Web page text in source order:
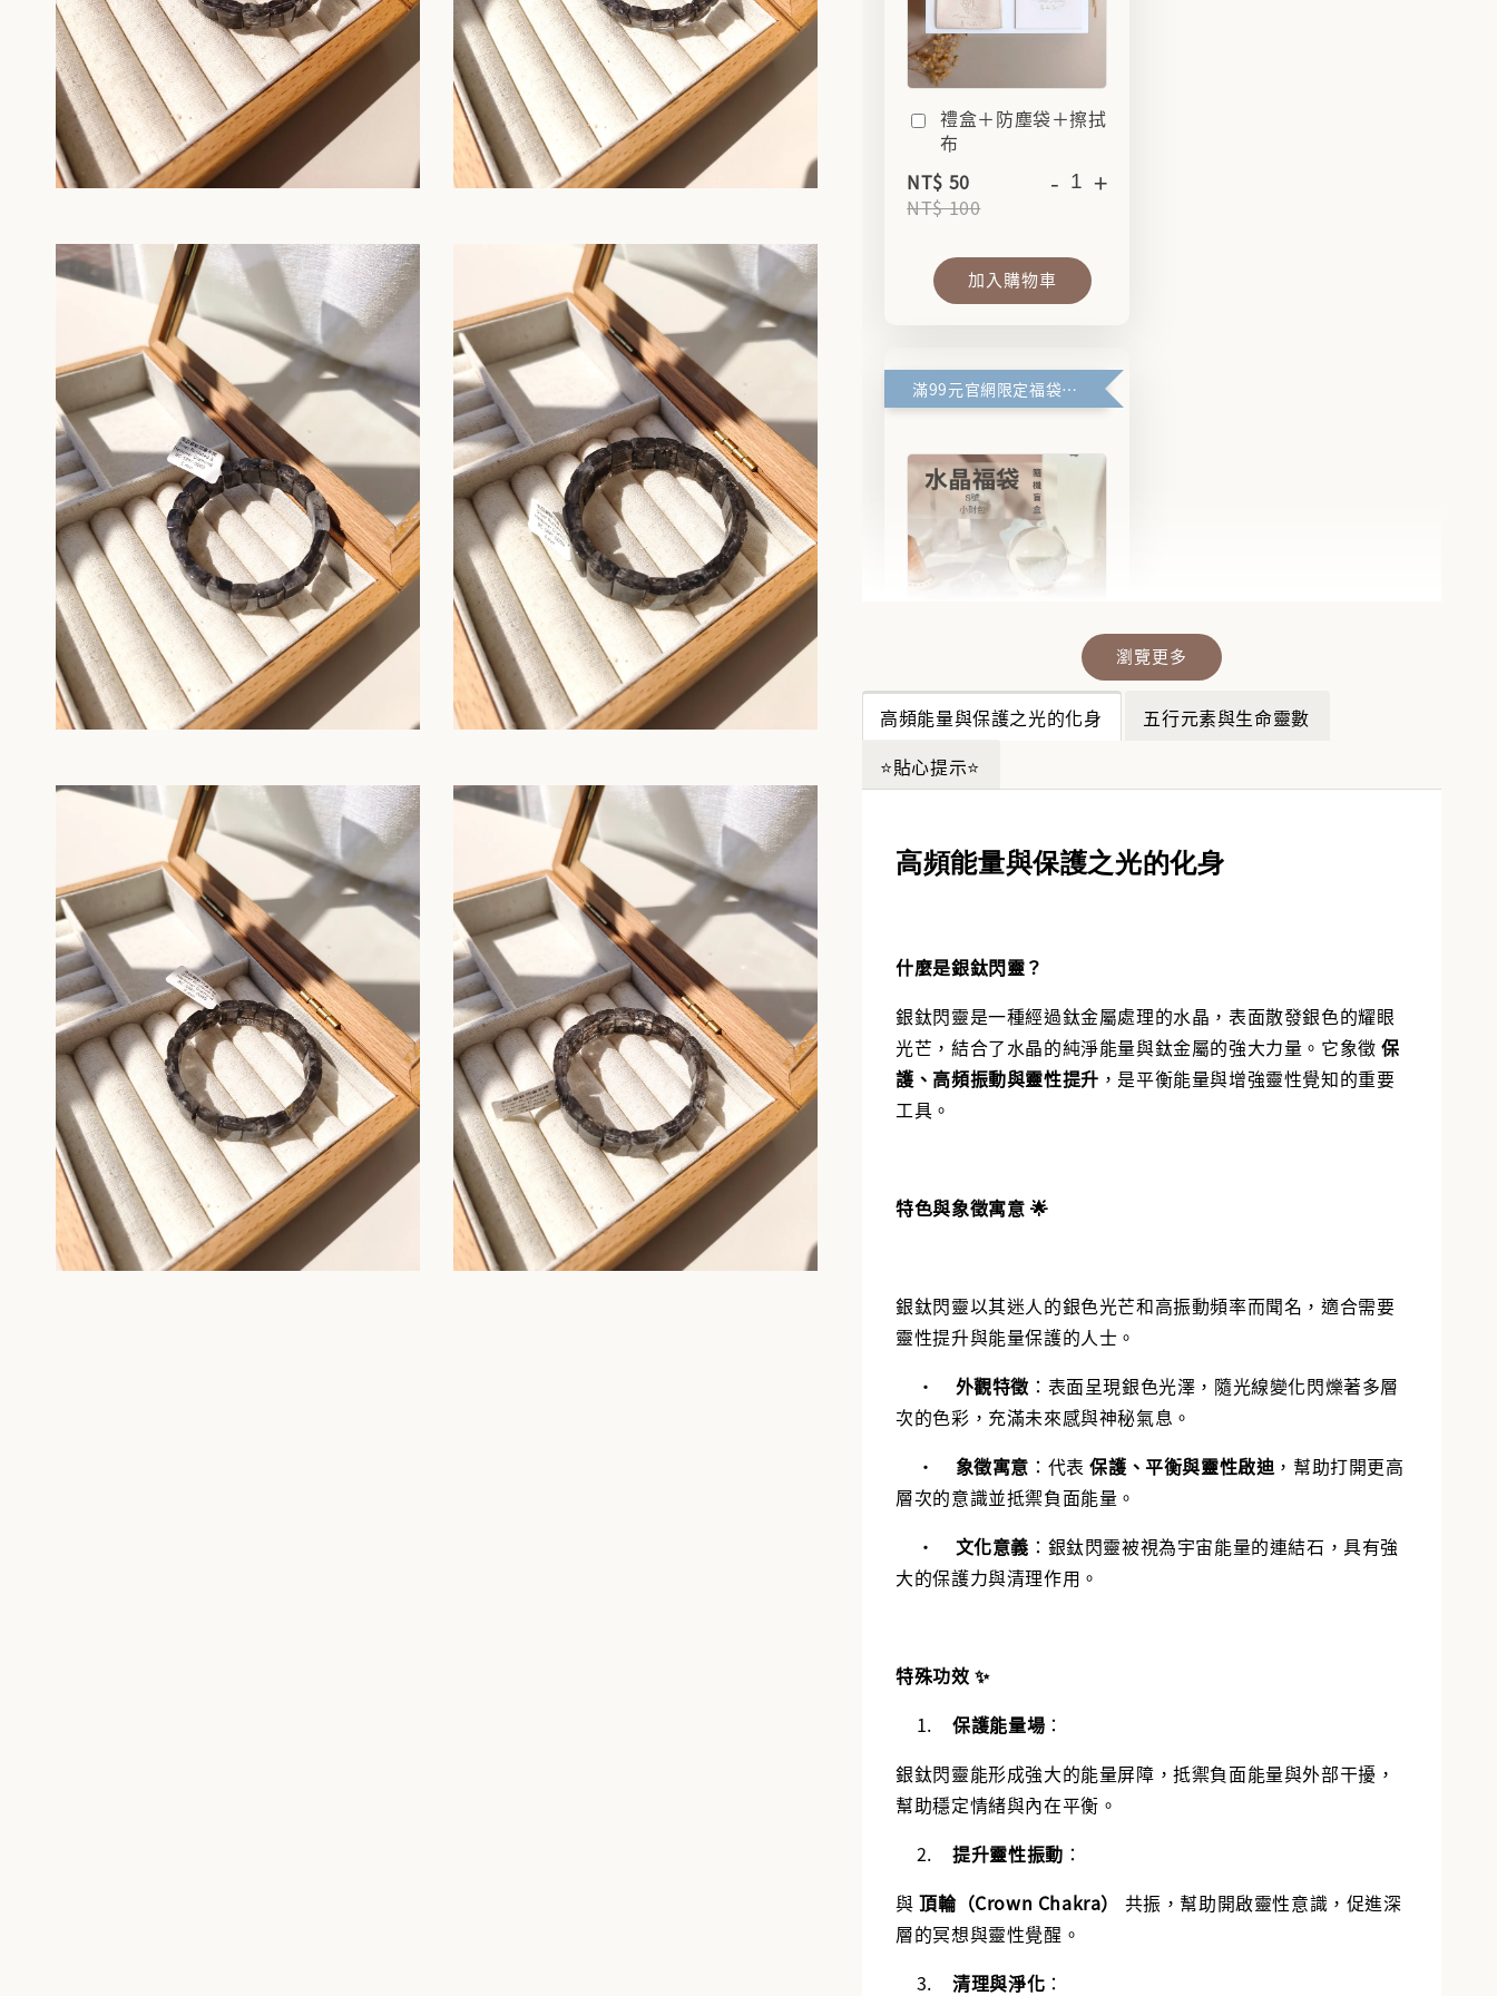
禮盒＋防塵袋＋擦拭
布
NT$ 50
NT$ 100
- +
加入購物車
滿99元官網限定福袋優惠
搶來的福袋沒中獎？
水晶福袋幫你翻盤💎
能量UP💎
NT$ 388
- +
瀏覽更多
高頻能量與保護之光的化身
五行元素與生命靈數
⭐貼心提示⭐
高頻能量與保護之光的化身
什麼是銀鈦閃靈？
銀鈦閃靈是一種經過鈦金屬處理的水晶，表面散發銀色的耀眼
光芒，結合了水晶的純淨能量與鈦金屬的強大力量。它象徵保
護、高頻振動與靈性提升 ，是平衡能量與增強靈性覺知的重要
工具。
特色與象徵寓意 🌟
銀鈦閃靈以其迷人的銀色光芒和高振動頻率而聞名，適合需要
靈性提升與能量保護的人士。
• 外觀特徵 ：表面呈現銀色光澤，隨光線變化閃爍著多層
次的色彩，充滿未來感與神秘氣息。
• 象徵寓意 ：代表保護、平衡與靈性啟迪，幫助打開更高
層次的意識並抵禦負面能量。
• 文化意義 ：銀鈦閃靈被視為宇宙能量的連結石，具有強
大的保護力與清理作用。
特殊功效 ✨
1.保護能量場 ：
銀鈦閃靈能形成強大的能量屏障，抵禦負面能量與外部干擾，
幫助穩定情緒與內在平衡。
2.提升靈性振動 ：
與頂輪（Crown Chakra）
共振，幫助開啟靈性意識，促進深
層的冥想與靈性覺醒。
3.清理與淨化 ：